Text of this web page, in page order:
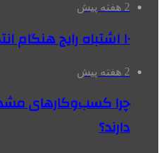
2 هفته پیش
۱۰ اشتباه رایج هنگام انتخاب تاورکرین برای پروژه
2 هفته پیش
چرا کسب‌وکارهای
دارند؟